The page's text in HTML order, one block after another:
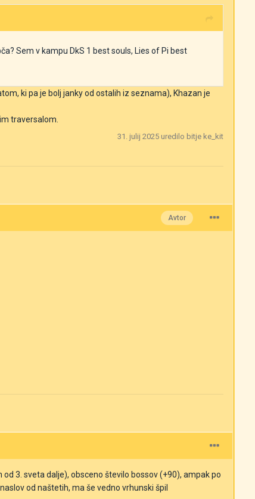
Sem v kampu DkS 1 best souls, Lies of Pi best
ki pa je bolj janky od ostalih iz seznama), Khazan je
traversalom.
31. julij 2025 uredilo bitje ke_kit
Avtor
3. sveta dalje), obsceno število bossov (+90), ampak po
od naštetih, ma še vedno vrhunski špil